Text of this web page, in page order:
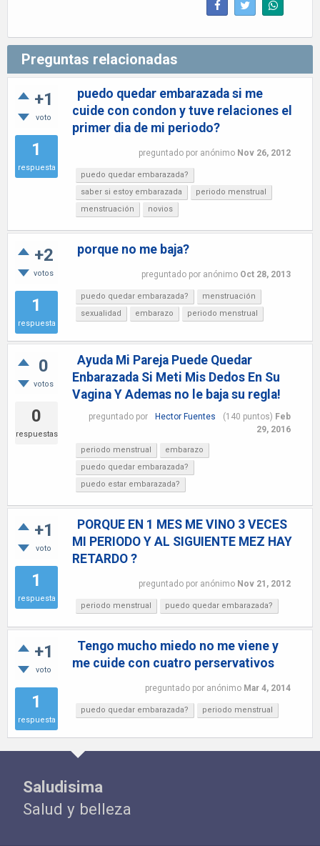
Preguntas relacionadas
+1
voto
1
respuesta
puedo quedar embarazada si me
cuide con condon y tuve relaciones el
primer dia de mi periodo?
preguntado por anónimo Nov 26, 2012
puedo quedar embarazada?
saber si estoy embarazada
periodo menstrual
menstruación
novios
+2
votos
1
respuesta
porque no me baja?
preguntado por anónimo Oct 28, 2013
puedo quedar embarazada?
menstruación
sexualidad
embarazo periodo menstrual
0
votos
0
respuestas
Ayuda Mi Pareja Puede Quedar
Enbarazada Si Meti Mis Dedos En Su
Vagina Y Ademas no le baja su regla!
preguntado por Hector Fuentes (140 puntos) Feb
29, 2016
periodo menstrual
embarazo
puedo quedar embarazada?
puedo estar embarazada?
+1
voto
1
respuesta
PORQUE EN 1 MES ME VINO 3 VECES
MI PERIODO Y AL SIGUIENTE MEZ HAY
RETARDO ?
preguntado por anónimo Nov 21, 2012
periodo menstrual puedo quedar embarazada?
+1
voto
1
respuesta
Tengo mucho miedo no me viene y
me cuide con cuatro perservativos
preguntado por anónimo Mar 4, 2014
puedo quedar embarazada? periodo menstrual
Saludisima
Salud y belleza